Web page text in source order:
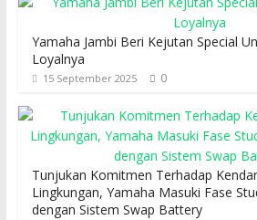
Yamaha Jambi Beri Kejutan Special
Loyalnya
15 September 2025 0
Tunjukan Komitmen Terhadap
Lingkungan, Yamaha Masuki Fase
dengan Sistem Swap Battery